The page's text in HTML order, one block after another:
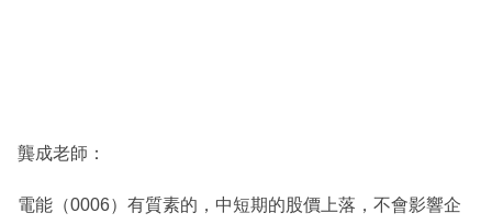
龔成老師：
電能（0006）有質素的，中短期的股價上落，不會影響企